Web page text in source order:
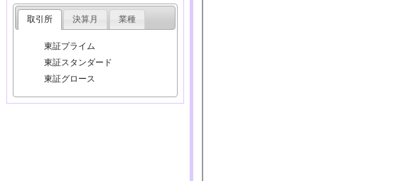
取引所 決算月 業種
東証プライム
東証スタンダード
東証グロース